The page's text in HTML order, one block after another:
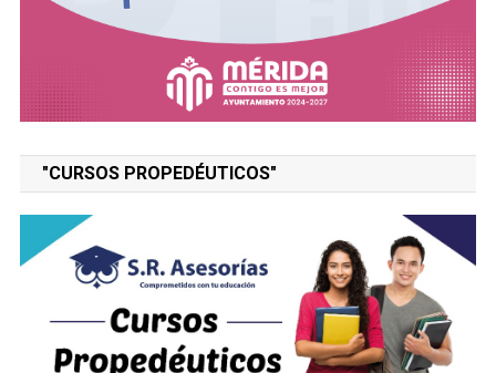
"CURSOS PROPEDÉUTICOS"